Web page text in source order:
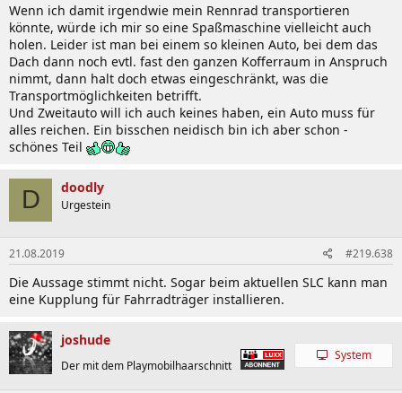
Wenn ich damit irgendwie mein Rennrad transportieren
könnte, würde ich mir so eine Spaßmaschine vielleicht auch
holen. Leider ist man bei einem so kleinen Auto, bei dem das
Dach dann noch evtl. fast den ganzen Kofferraum in Anspruch
nimmt, dann halt doch etwas eingeschränkt, was die
Transportmöglichkeiten betrifft.
Und Zweitauto will ich auch keines haben, ein Auto muss für
alles reichen. Ein bisschen neidisch bin ich aber schon -
schönes Teil
D doodly
Urgestein
21.08.2019 #219.638
Die Aussage stimmt nicht. Sogar beim aktuellen SLC kann man
eine Kupplung für Fahrradträger installieren.
joshude
Der mit dem Playmobilhaarschnitt
System